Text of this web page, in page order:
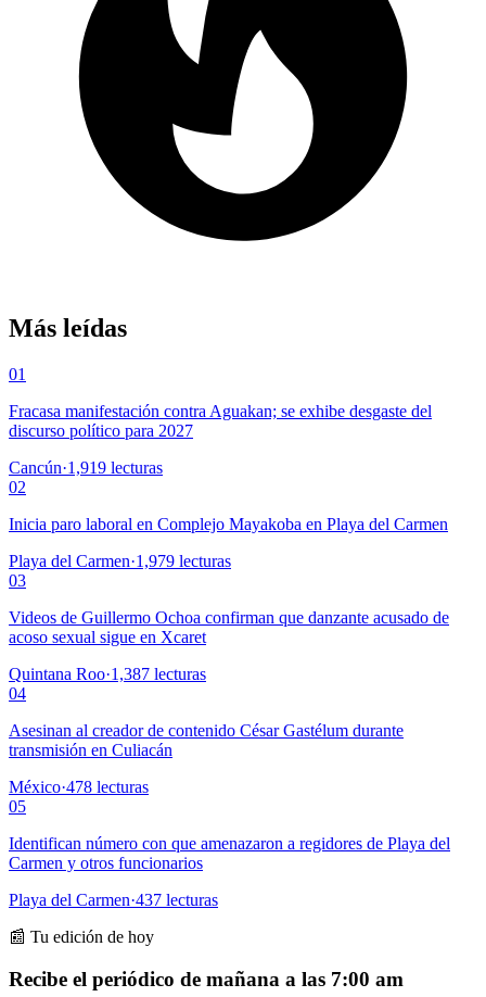
Más leídas
01
Fracasa manifestación contra Aguakan; se exhibe desgaste del
discurso político para 2027
Cancún·1,919 lecturas
02
Inicia paro laboral en Complejo Mayakoba en Playa del Carmen
Playa del Carmen·1,979 lecturas
03
Videos de Guillermo Ochoa confirman que danzante acusado de
acoso sexual sigue en Xcaret
Quintana Roo·1,387 lecturas
04
Asesinan al creador de contenido César Gastélum durante
transmisión en Culiacán
México·478 lecturas
05
Identifican número con que amenazaron a regidores de Playa del
Carmen y otros funcionarios
Playa del Carmen·437 lecturas
📰 Tu edición de hoy
Recibe el periódico de mañana a las 7:00 am